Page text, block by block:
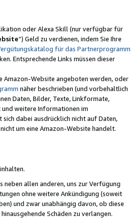
oder Alexa Skill (nur verfügbar für
“) Geld zu verdienen, indem Sie Ihre
für das Partnerprogramm
Entsprechende Links müssen dieser
Amazon-Website angeboten werden, oder
näher beschrieben (und vorbehaltlich
Daten, Bilder, Texte, Linkformate,
weitere Informationen im
dabei ausdrücklich nicht auf Daten,
um eine Amazon-Website handelt.
neben allen anderen, uns zur Verfügung
ohne weitere Ankündigung (soweit
und zwar unabhängig davon, ob diese
Schäden zu verlangen.